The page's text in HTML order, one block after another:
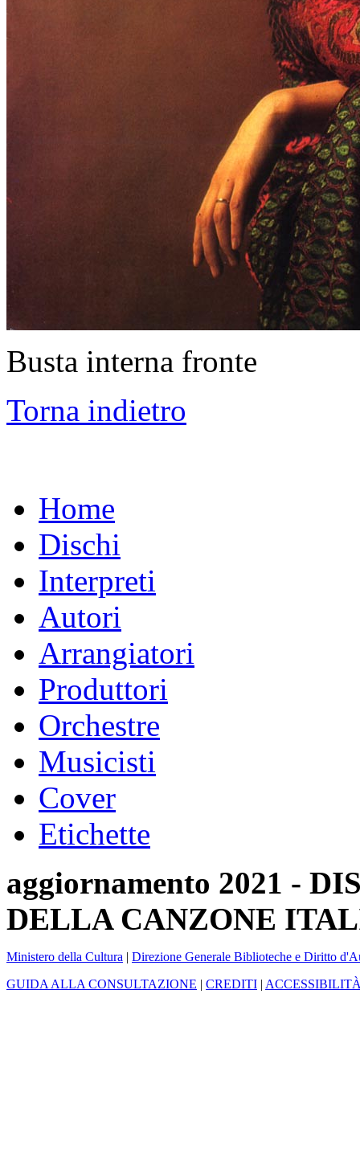
Busta interna fronte
Torna indietro
Home
Dischi
Interpreti
Autori
Arrangiatori
Produttori
Orchestre
Musicisti
Cover
Etichette
aggiornamento 2021 -
DELLA CANZONE
Ministero della Cultura | Direzione Generale Biblioteche e Diritto
GUIDA ALLA CONSULTAZIONE | CREDITI |